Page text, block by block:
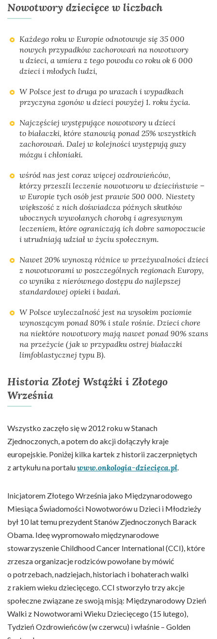
Nowotwory dziecięce w liczbach
Każdego roku w Europie odnotowuje się 35 000
nowych przypadków zachorowań na nowotwory
u dzieci, a umiera z tego powodu co roku ok 6 000
dzieci i młodych ludzi,
W Polsce jest to druga po urazach i wypadkach
przyczyna zgonów u dzieci powyżej 1. roku życia.
Najczęściej występujące nowotwory u dzieci
to białaczki, które stanowią ponad 25% wszystkich
zachorowań. Dalej w kolejności występują guzy
mózgu i chłoniaki.
wśród nas jest coraz więcej ozdrowieńców,
którzy przeszli leczenie nowotworu w dzieciństwie –
w Europie tych osób jest prawie 500 000. Niestety
większość z nich doświadcza późnych skutków
ubocznych wywołanych chorobą i agresywnym
leczeniem, które ograniczają ich dobre samopoczucie
i utrudniają udział w życiu społecznym.
Nawet 20% wynoszą różnice w przeżywalności dzieci
z nowotworami w poszczególnych regionach Europy,
co wynika z nierównego dostępu do najlepszej
standardowej opieki i badań.
W Polsce wyleczalność jest na wysokim poziomie
wynoszącym ponad 80% i stale rośnie. Dzieci chore
na niektóre nowotwory mają nawet ponad 90% szans
na przeżycie (jak w przypadku ostrej białaczki
limfoblastycznej typu B).
Historia Złotej Wstążki i Złotego
Września
Wszystko zaczęło się w 2012 roku w Stanach
Zjednoczonych, a potem do akcji dołączyły kraje
europejskie. Poniżej kilka kartek z historii zaczerpniętych
z artykułu na portaluwww.onkologia-dziecięca.pl.
Inicjatorem Złotego Września jako Międzynarodowego
Miesiąca Świadomości Nowotworów u Dzieci i Młodzieży
był 10 lat temu prezydent Stanów Zjednoczonych Barack
Obama. Ideę wypromowało międzynarodowe
stowarzyszenie Childhood Cancer International (CCI), które
zrzesza organizacje rodziców powołane by mówić
o potrzebach, nadziejach, historiach i bohaterach walki
z rakiem wieku dziecięcego. CCI stworzyło trzy akcje
społeczne związane ze swoją misją: Międzynarodowy Dzień
Walki z Nowotworami Wieku Dziecięcego (15 lutego),
Tydzień Ozdrowieńców (w czerwcu) i właśnie – Golden